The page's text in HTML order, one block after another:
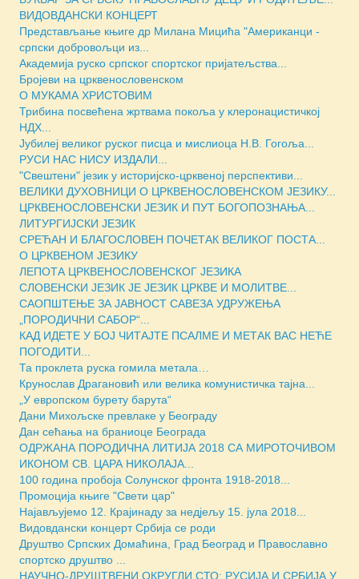
ВИДОВДАНСКИ КОНЦЕРТ
Представљање књиге др Милана Мицића "Американци -
српски добровољци из...
Академија руско српског спортског пријатељства...
Бројеви на црквенословенском
О МУКАМА ХРИСТОВИМ
Трибина посвећена жртвама покоља у клеронацистичкој
НДХ...
Јубилеј великог руског писца и мислиоца Н.В. Гогоља...
РУСИ НАС НИСУ ИЗДАЛИ...
"Свештени" језик у историјско-црквеној перспективи...
ВЕЛИКИ ДУХОВНИЦИ О ЦРКВЕНОСЛОВЕНСКОМ ЈЕЗИКУ...
ЦРКВЕНОСЛОВЕНСКИ ЈЕЗИК И ПУТ БОГОПОЗНАЊА...
ЛИТУРГИЈСКИ ЈЕЗИК
СРЕЋАН И БЛАГОСЛОВЕН ПОЧЕТАК ВЕЛИКОГ ПОСТА...
О ЦРКВЕНОМ ЈЕЗИКУ
ЛЕПОТА ЦРКВЕНОСЛОВЕНСКОГ ЈЕЗИКА
СЛОВЕНСКИ ЈЕЗИК ЈЕ ЈЕЗИК ЦРКВЕ И МОЛИТВЕ...
САОПШТЕЊЕ ЗА ЈАВНОСТ САВЕЗА УДРУЖЕЊА
„ПОРОДИЧНИ САБОР“...
КАД ИДЕТЕ У БОЈ ЧИТАЈТЕ ПСАЛМЕ И МЕТАК ВАС НЕЋЕ
ПОГОДИТИ...
Та проклета руска гомила метала…
Крунослав Драгановић или велика комунистичка тајна...
„У европском бурету барута“
Дани Михољске превлаке у Београду
Дан сећања на браниоце Београда
ОДРЖАНА ПОРОДИЧНА ЛИТИЈА 2018 СА МИРОТОЧИВОМ
ИКОНОМ СВ. ЦАРА НИКОЛАЈА...
100 година пробоја Солунског фронта 1918-2018...
Промоција књиге "Свети цар"
Најављујемо 12. Крајинаду за недјељу 15. јула 2018...
Видовдански концерт Србија се роди
Друштво Српских Домаћина, Град Београд и Православно
спортско друштво ...
НАУЧНО-ДРУШТВЕНИ ОКРУГЛИ СТО: РУСИЈА И СРБИЈА У